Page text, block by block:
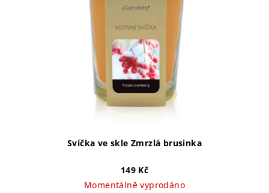
Svíčka ve skle Zmrzlá brusinka
149 Kč
Momentálně vyprodáno